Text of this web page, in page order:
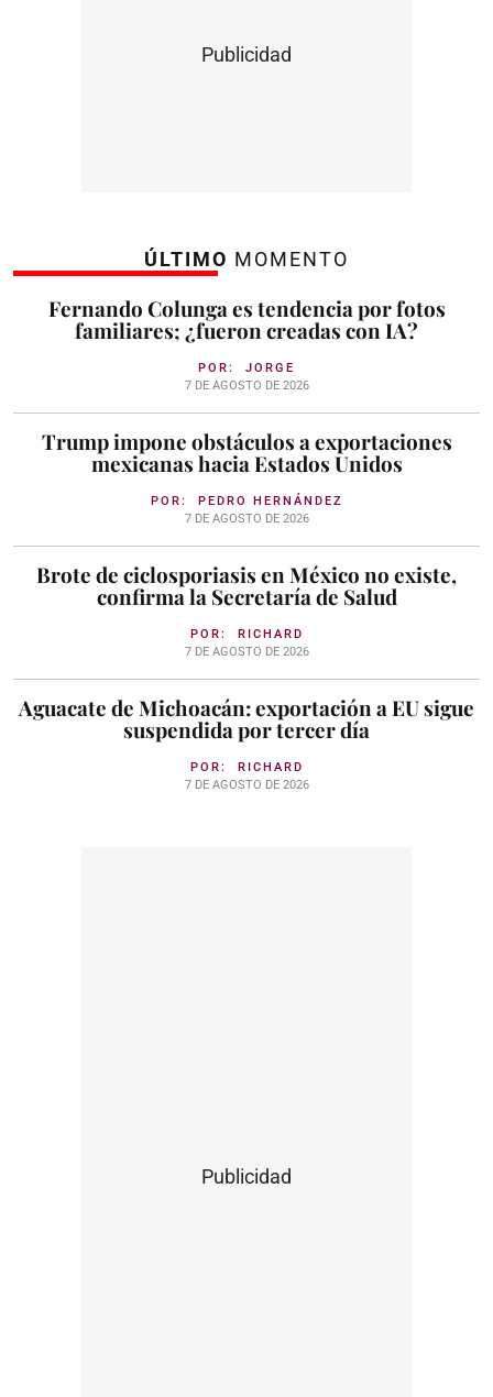
Publicidad
ÚLTIMO MOMENTO
Fernando Colunga es tendencia por fotos
familiares; ¿fueron creadas con IA?
POR: JORGE
7 DE AGOSTO DE 2026
Trump impone obstáculos a exportaciones
mexicanas hacia Estados Unidos
POR:
PEDRO HERNÁNDEZ
7 DE AGOSTO DE 2026
Brote de ciclosporiasis en México no existe,
confirma la Secretaría de Salud
POR:
RICHARD
7 DE AGOSTO DE 2026
Aguacate de Michoacán: exportación a EU sigue
suspendida por tercer día
POR:
RICHARD
7 DE AGOSTO DE 2026
Publicidad